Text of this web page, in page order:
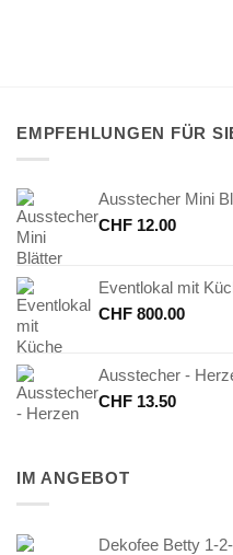
EMPFEHLUNGEN FÜR
Ausstecher Mini
CHF 12.00
Eventlokal mit
CHF 800.00
Ausstecher -
CHF 13.50
IM ANGEBOT
Dekofee Betty 1-